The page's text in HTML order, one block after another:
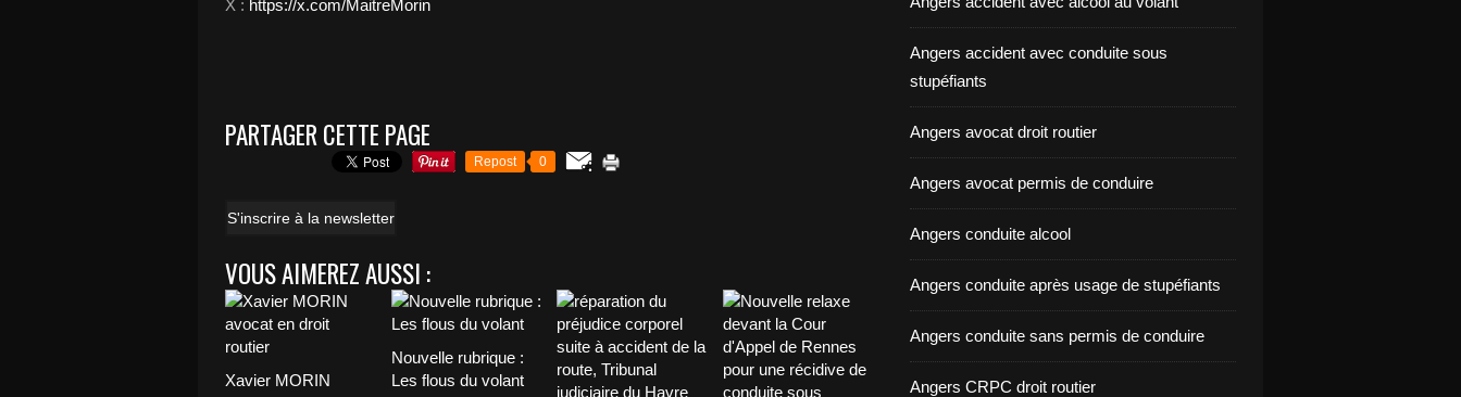
​X : https://x.com/MaitreMorin
PARTAGER CETTE PAGE
Repost 0
S'inscrire à la newsletter
VOUS AIMEREZ AUSSI :
Xavier MORIN
Nouvelle rubrique :
Les flous du volant
Angers accident avec conduite sous
stupéfiants
Angers avocat droit routier
Angers avocat permis de conduire
Angers conduite alcool
Angers conduite après usage de stupéfiants
Angers conduite sans permis de conduire
Angers CRPC droit routier